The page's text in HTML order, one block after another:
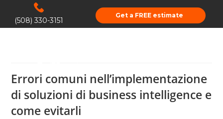
(508) 330-3151
Get a FREE estimate
Errori comuni nell’implementazione
di soluzioni di business intelligence e
come evitarli